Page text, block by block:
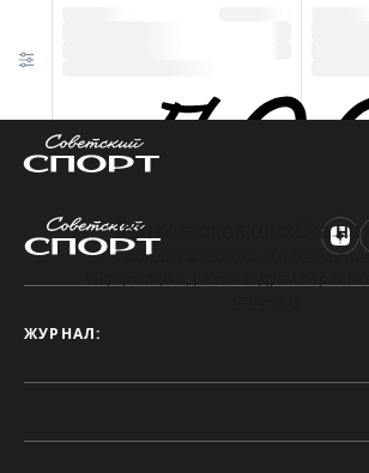
Техническая ошибка на
Произошла ошибка. Чтобы найти
ЖУРНАЛ: